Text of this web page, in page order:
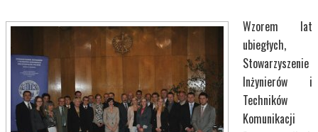
Wzorem lat
ubiegłych,
Stowarzyszenie
Inżynierów i
Techników
Komunikacji